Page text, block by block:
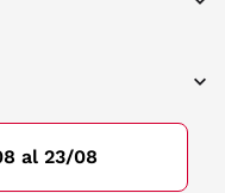
al 23/08